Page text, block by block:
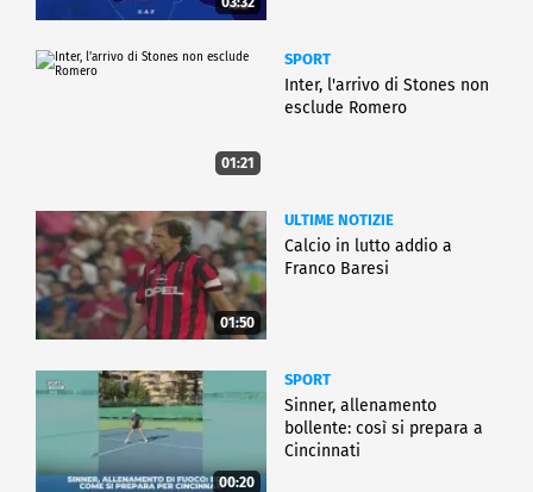
01:21
SPORT
Inter, l'arrivo di Stones non
esclude Romero
01:50
ULTIME NOTIZIE
Calcio in lutto addio a
Franco Baresi
00:20
SPORT
Sinner, allenamento
bollente: così si prepara a
Cincinnati